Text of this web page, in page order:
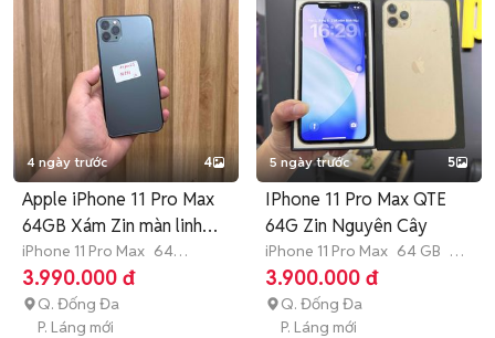
4 ngày trước 4
Apple iPhone 11 Pro Max
64GB Xám Zin màn linh
kiện
iPhone 11 Pro Max 64
GB >12 tháng
3.990.000 đ
Q. Đống Đa
P. Láng mới
5 ngày trước 5
IPhone 11 Pro Max QTE
64G Zin Nguyên Cây
iPhone 11 Pro Max 64 GB 7-
12 tháng
3.900.000 đ
Q. Đống Đa
P. Láng mới